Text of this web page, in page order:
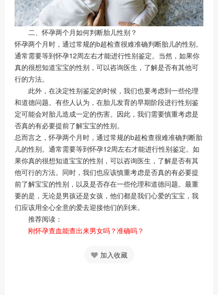
二、怀孕两个月如何判断胎儿性别？
怀孕两个月时，通过常规的b超检查很难准确判断胎儿的性别。
通常需要等到怀孕12周左右才能进行性别鉴定。当然，如果你
真的很想知道宝宝的性别，可以咨询医生，了解是否有其他可
行的方法。
此外，在决定性别鉴定的时候，我们也要考虑到一些伦理
和道德问题。有些人认为，在胎儿发育的早期阶段进行性别鉴
定可能会对胎儿造成一定的伤害。因此，我们需要慎重考虑是
否真的有必要提前了解宝宝的性别。
总而言之，怀孕两个月时，通过常规的b超检查很难准确判断胎
儿的性别。通常需要等到怀孕12周左右才能进行性别鉴定。如
果你真的很想知道宝宝的性别，可以咨询医生，了解是否有其
他可行的方法。同时，我们也应该慎重考虑是否真的有必要提
前了解宝宝的性别，以及是否存在一些伦理和道德问题。最重
要的是，无论是男孩还是女孩，他们都是我们心爱的宝宝，我
们应该用全心全意的爱去迎接他们的到来。
推荐阅读：
刚怀孕查血能查出来男女吗？准确吗？
加入收藏